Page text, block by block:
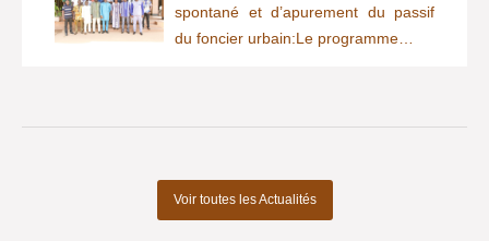
spontané et d’apurement du passif
du foncier urbain:Le programme…
Voir toutes les Actualités